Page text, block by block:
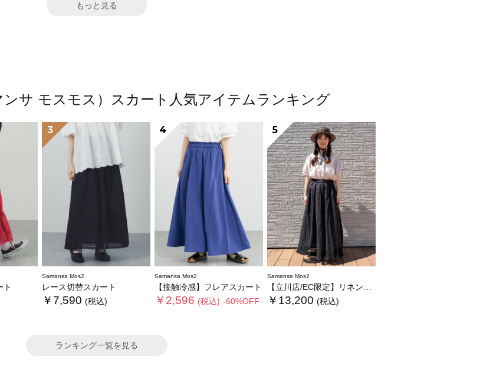
もっと見る
ンサ モスモス）スカート人気アイテムランキング
ト
3
Samansa Mos2
レース切替スカート
￥7,590 (税込)
4
Samansa Mos2
【接触冷感】フレアスカート
￥2,596 (税込) -60%OFF-
5
Samansa Mos2
【立川店/EC限定】リネンノスタルジータックフリルスカート
￥13,200 (税込)
ランキング一覧を見る